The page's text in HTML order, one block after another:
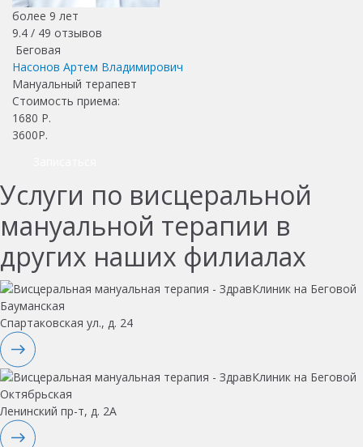
более 9 лет
9.4 / 49 отзывов
Беговая
Насонов Артем Владимирович
Мануальный терапевт
Стоимость приема:
1680 Р.
3600Р.
Услуги по висцеральной
мануальной терапии в
других наших филиалах
Бауманская
Спартаковская ул., д. 24
Октябрьская
Ленинский пр-т, д. 2А